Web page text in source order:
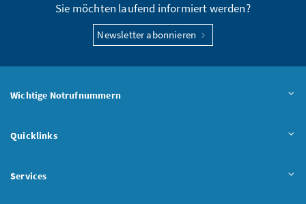
Sie möchten laufend informiert werden?
Newsletter abonnieren
Wichtige Notrufnummern
Quicklinks
Services